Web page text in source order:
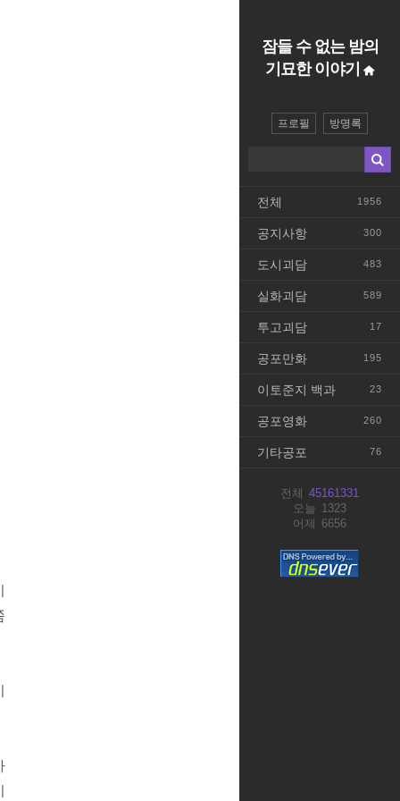
잠들 수 없는 밤의
기묘한 이야기
프로필 방명록
전체 1956
공지사항 300
도시괴담 483
실화괴담 589
투고괴담 17
공포만화 195
이토준지 백과 23
공포영화 260
기타공포 76
전체
45161331
오늘 1323
어제
6656